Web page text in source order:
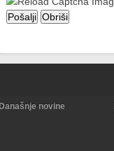
Današnje novine